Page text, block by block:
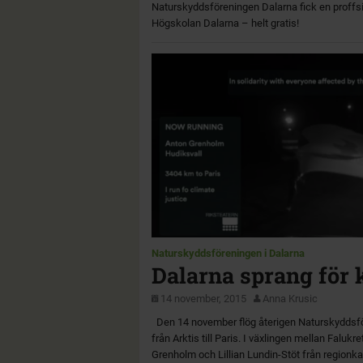
Naturskyddsföreningen Dalarna fick en
Högskolan Dalarna – helt gratis!
Naturskyddsföreningen i Dalarna
Dalarna sprang för
14 november, 2015
Anna Krusic
Den 14 november flög återigen
från Arktis till Paris. I växlingen mellan
Grenholm och Lillian Lundin-Stöt från